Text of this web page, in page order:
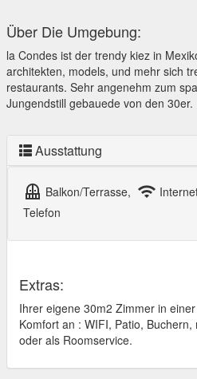
Über Die Umgebung:
la Condes ist der trendy kiez in
architekten, models, und mehr sich
restaurants. Sehr angenehm zum
Jungendstill gebauede von den 30er.
Ausstattung
balcony Balkon/Terrasse, wifi
Telefon
Extras:
Ihrer eigene 30m2 Zimmer in
Komfort an : WIFI, Patio,
oder als Roomservice.